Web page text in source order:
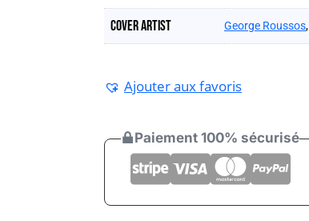
Cover artist George Roussos,
Ajouter aux favoris
Paiement 100% sécurisé